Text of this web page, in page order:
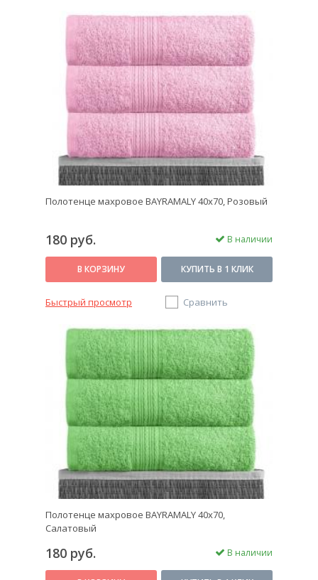
Полотенце махровое BAYRAMALY 40х70, Розовый
180 руб. В наличии
В КОРЗИНУ КУПИТЬ В 1 КЛИК
Быстрый просмотр Сравнить
Полотенце махровое BAYRAMALY 40х70,
Салатовый
180 руб. В наличии